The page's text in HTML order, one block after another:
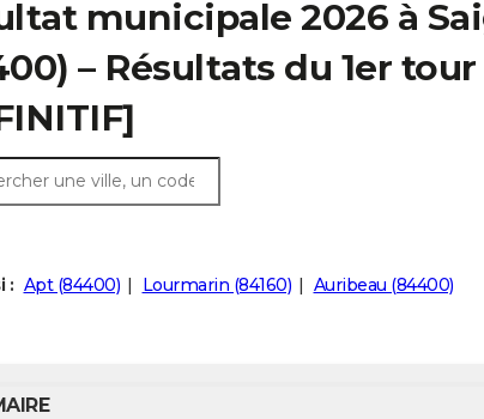
municipale 2026 à
– Résultats du 1er tour
: Apt (84400) Lourmarin (84160) Auribeau (84400)